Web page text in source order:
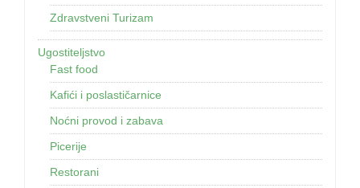
Zdravstveni Turizam
Ugostiteljstvo
Fast food
Kafići i poslastičarnice
Noćni provod i zabava
Picerije
Restorani